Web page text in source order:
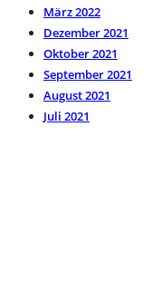
März 2022
Dezember 2021
Oktober 2021
September 2021
August 2021
Juli 2021